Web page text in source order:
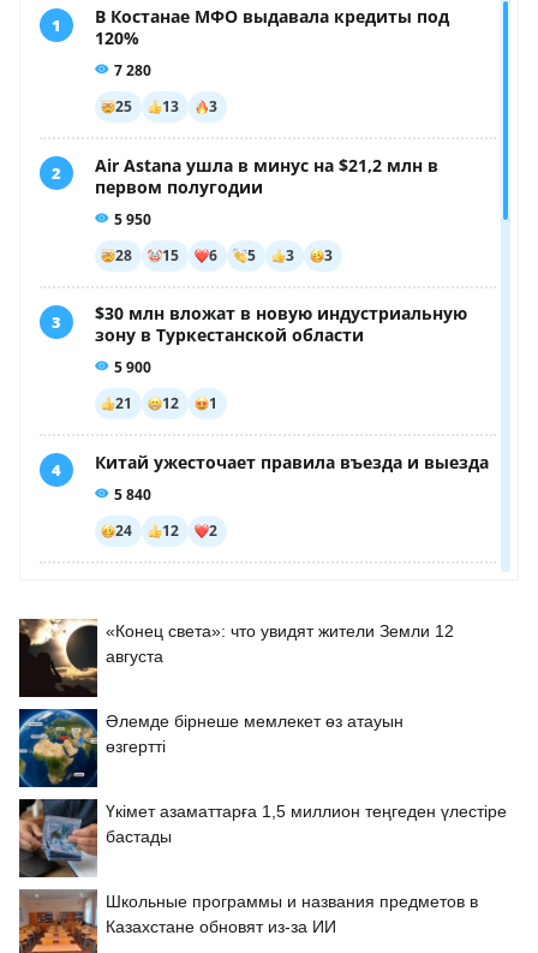
«Конец света»: что увидят жители Земли 12
августа
Әлемде бірнеше мемлекет өз атауын
өзгертті
Үкімет азаматтарға 1,5 миллион теңгеден үлестіре
бастады
Школьные программы и названия предметов в
Казахстане обновят из-за ИИ